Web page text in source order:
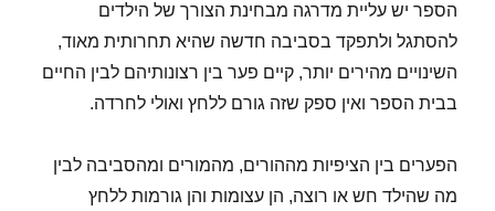
הספר יש עליית מדרגה מבחינת הצורך של הילדים
להסתגל ולתפקד בסביבה חדשה שהיא תחרותית מאוד,
השינויים מהירים יותר, קיים פער בין רצונותיהם לבין החיים
בבית הספר ואין ספק שזה גורם ללחץ ואולי לחרדה.
הפערים בין הציפיות מההורים, מהמורים ומהסביבה לבין
מה שהילד חש או רוצה, הן עצומות והן גורמות ללחץ